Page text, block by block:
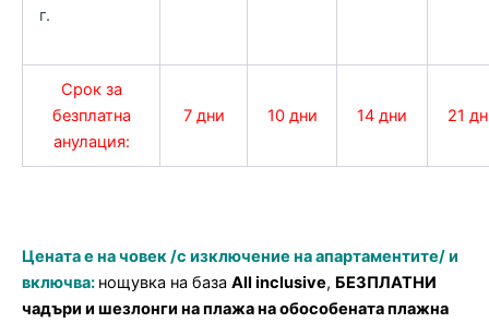
г.
Срок за
безплатна
анулация:
7 дни 10 дни 14 дни 21
Цената е на човек /с изключение на апартаментите/ и
включва: нощувка на база All inclusive, БЕЗПЛАТНИ
чадъри и шезлонги на плажа на обособената плажна